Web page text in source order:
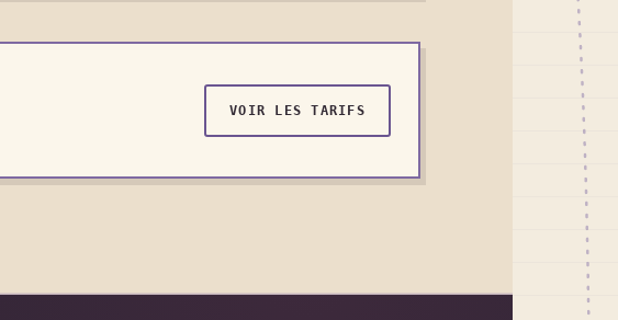
VOIR LES TARIFS